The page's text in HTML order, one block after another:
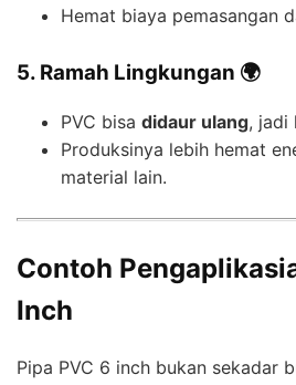
Hemat biaya pemasangan
5. Ramah Lingkungan 🌍
PVC bisa didaur ulang, jadi
Produksinya lebih hemat
material lain.
Contoh
Inch
Pipa PVC 6 inch bukan sekadar